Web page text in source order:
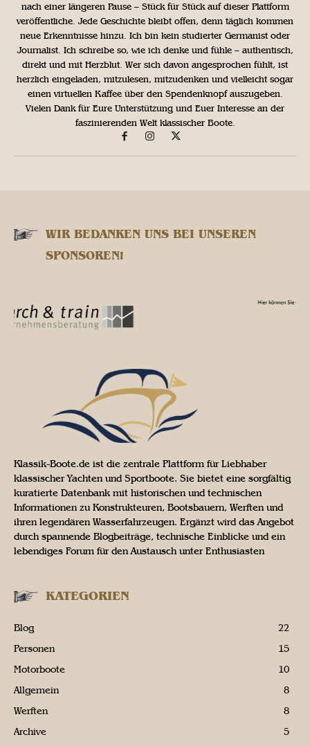
nach einer längeren Pause – Stück für Stück auf dieser Plattform
veröffentliche. Jede Geschichte bleibt offen, denn täglich kommen
neue Erkenntnisse hinzu. Ich bin kein studierter Germanist oder
Journalist. Ich schreibe so, wie ich denke und fühle – authentisch,
direkt und mit Herzblut. Wer sich davon angesprochen fühlt, ist
herzlich eingeladen, mitzulesen, mitzudenken und vielleicht sogar
einen virtuellen Kaffee über den Spendenknopf auszugeben.
Vielen Dank für Eure Unterstützung und Euer Interesse an der
faszinierenden Welt klassischer Boote.
WIR BEDANKEN UNS BEI UNSEREN
SPONSOREN!
Klassik-Boote.de ist die zentrale Plattform für Liebhaber
klassischer Yachten und Sportboote. Sie bietet eine sorgfältig
kuratierte Datenbank mit historischen und technischen
Informationen zu Konstrukteuren, Bootsbauern, Werften und
ihren legendären Wasserfahrzeugen. Ergänzt wird das Angebot
durch spannende Blogbeiträge, technische Einblicke und ein
lebendiges Forum für den Austausch unter Enthusiasten
KATEGORIEN
Blog
22
Personen
15
Motorboote
10
Allgemein
8
Werften
8
Archive
5